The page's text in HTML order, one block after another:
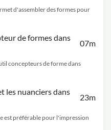
d'assembler des formes pour
de formes dans
07m
concepteurs de forme dans
les nuanciers dans
23m
est préférable pour l'impression